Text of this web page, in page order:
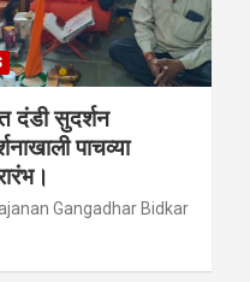
दंडी सुदर्शन
पाचव्या
Gangadhar Bidkar